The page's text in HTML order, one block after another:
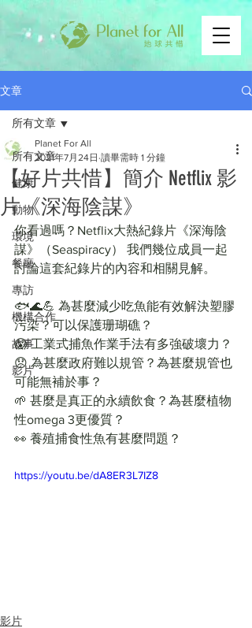
文章
所有文章
健康
動物
環境
餐廳
專訪
機構合作
故事
影片
所有文章
【好片共惜】簡介 Netflix 影
片《深海陰謀》
Planet For All
2021年7月24日 讀畢需時 1 分鐘
你看過嗎？Netflix大熱紀錄片《深海陰
謀》（Seaspiracy） 我們幾位成員一起
討論這套紀錄片的內容和相關見解。
🐟🌊💪 為甚麼減少吃魚能有效解決塑膠
污染？可以保護珊瑚礁？
😱 工業式捕魚作業手法有多強破壞力？
😞 為甚麼政府難以規管？為甚麼規管也
可能無補於事？
🌱 甚麼是真正的永續飲食？為甚麼植物
性omega 3更優質？
👀 養殖捕食性魚有甚麼問題？
https://youtu.be/dA8ER3L7IZ8
影片